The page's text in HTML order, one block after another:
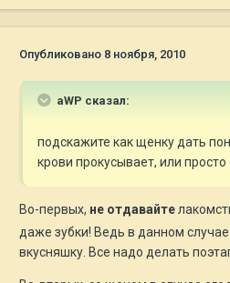
Опубликовано 8 ноября, 2010
aWP сказал:
подскажите как щенку дать
крови прокусывает, или
Во-первых, не отдавайте
даже зубки! Ведь в данном
вкусняшку. Все надо делать